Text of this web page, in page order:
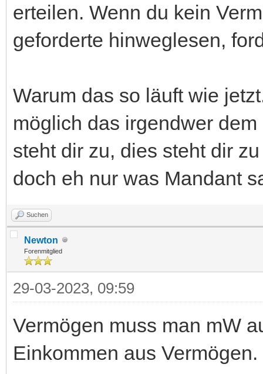
erteilen. Wenn du kein
geforderte hinweglesen,
Warum das so läuft wie
möglich das irgendwer
steht dir zu, dies steht dir
doch eh nur was Mandant
Suchen
Newton
Forenmitglied
29-03-2023, 09:59
Vermögen muss man mW
Einkommen aus Vermögen.